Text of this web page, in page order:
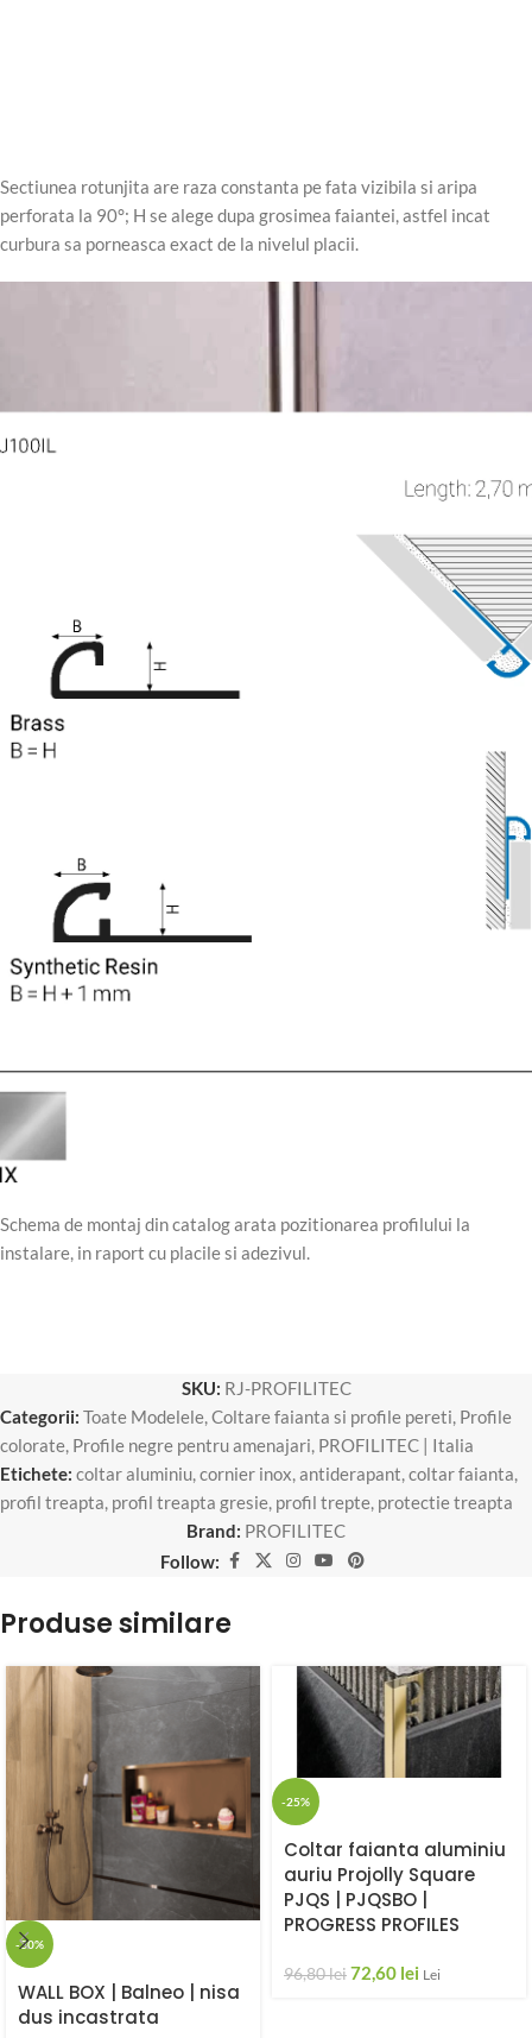
Sectiunea rotunjita are raza constanta pe fata vizibila si aripa
perforata la 90°; H se alege dupa grosimea faiantei, astfel incat
curbura sa porneasca exact de la nivelul placii.
Schema de montaj din catalog arata pozitionarea profilului la
instalare, in raport cu placile si adezivul.
SKU: RJ-PROFILITEC
Categorii: Toate Modelele,Coltare faianta si profile pereti, Profile
colorate, Profile negre pentru amenajari, PROFILITEC | Italia
Etichete: coltar aluminiu,cornier inox,antiderapant,coltar faianta,
profil treapta, profil treapta gresie, profil trepte, protectie treapta
Brand: PROFILITEC
Follow:
Produse similare
-30%
WALL BOX | Balneo | nisa
dus incastrata
-25%
Coltar faianta aluminiu
auriu Projolly Square
PJQS | PJQSBO |
PROGRESS PROFILES
96,80lei72,60 lei Lei